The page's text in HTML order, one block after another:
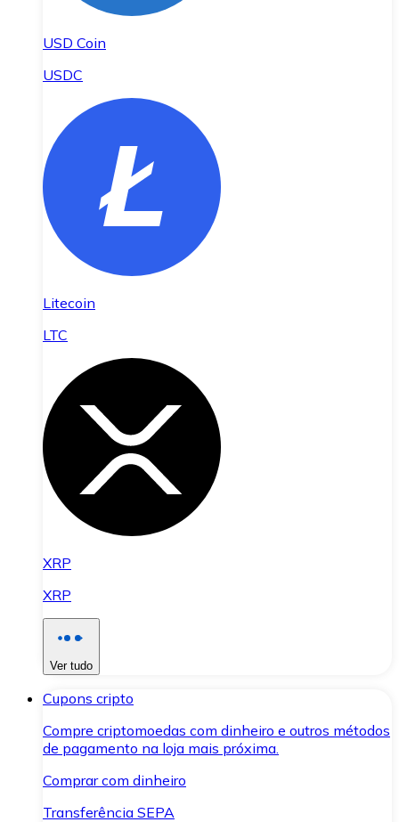
USD Coin
USDC
Litecoin
LTC
XRP
XRP
Ver tudo
Cupons cripto
Compre criptomoedas com dinheiro e outros métodos
de pagamento na loja mais próxima.
Comprar com dinheiro
Transferência SEPA